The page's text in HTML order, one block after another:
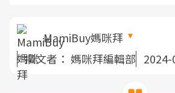
MamiBuy媽咪拜
撰文者： 媽咪拜編輯部